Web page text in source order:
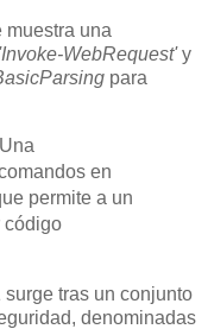
muestra una
'Invoke-WebRequest'y
para
en
permite a un
código
tras un conjunto
denominadas